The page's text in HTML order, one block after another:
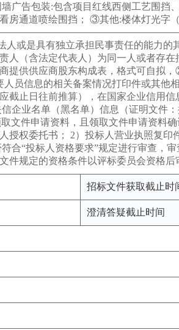
广告包装:包含项目红线西侧工艺围挡
房通道喷绘围挡； ③其他:楼体灯光字
人或是具有独立承担民事责任的能力
人（含法定代表人）为同一人或者存
提供供应商股东构成表，格式可自拟
人员信息的相关备案情况打印件或其
截止日往前推算），在国家企业信用信
企业名单（黑名单）信息（证明文件
文件申请资料，且领取文件申请资料
授权委托书； 2）投标人营业执照复
合“投标人资格要求”规定进行审查，
件规定的资格条件以评标委员会资格后
招标文件获取截止时
澄清答疑截止时间